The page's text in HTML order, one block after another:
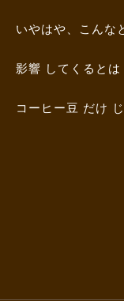
いやはや、こんな
影響 してくるとは
コーヒー豆 だけ